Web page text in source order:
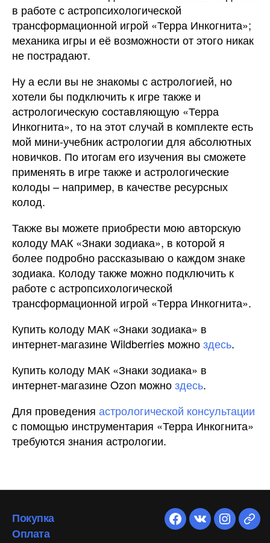
в работе с астропсихологической
трансформационной игрой «Терра Инкогнита»;
механика игры и её возможности от этого никак
не пострадают.
Ну а если вы не знакомы с астрологией, но
хотели бы подключить к игре также и
астрологическую составляющую «Терра
Инкогнита», то на этот случай в комплекте есть
мой мини-учебник астрологии для абсолютных
новичков. По итогам его изучения вы сможете
применять в игре также и астрологические
колоды – например, в качестве ресурсных
колод.
Также вы можете приобрести мою авторскую
колоду МАК «Знаки зодиака», в которой я
более подробно рассказываю о каждом знаке
зодиака. Колоду также можно подключить к
работе с астропсихологической
трансформационной игрой «Терра Инкогнита».
Купить колоду МАК «Знаки зодиака» в
интернет-магазине Wildberries можноздесь.
Купить колоду МАК «Знаки зодиака» в
интернет-магазине Ozon можноздесь.
Для проведения астрологической консультации
с помощью инструментария «Терра Инкогнита»
требуются знания астрологии.
Покупка
Оплата